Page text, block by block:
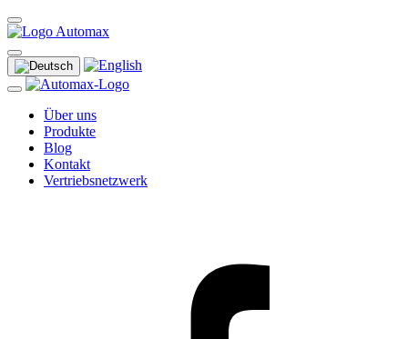
Über uns
Produkte
Blog
Kontakt
Vertriebsnetzwerk